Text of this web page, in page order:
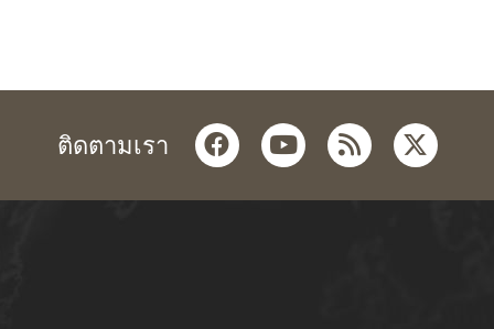
ติดตามเรา facebookyoutube
rss twitter